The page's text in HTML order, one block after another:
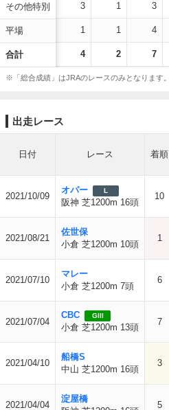
その他特別
平場
合計
3 1 3
1 1 4
4 2 7
※「総合成績」はJRAのレースのみとなります。
出走レース
日付 レース 着順
2021/10/09
オパー L
阪神 芝1200m 16頭
10
2021/08/21
佐世保
小倉 芝1200m 10頭
1
2021/07/10
マレー
小倉 芝1200m 7頭
6
2021/07/04
CBC GIII
小倉 芝1200m 13頭
7
2021/04/10
船橋S
中山 芝1200m 16頭
3
2021/04/04
淀屋橋
5